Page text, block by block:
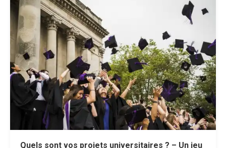
Quels sont vos projets universitaires ? – Un jeu